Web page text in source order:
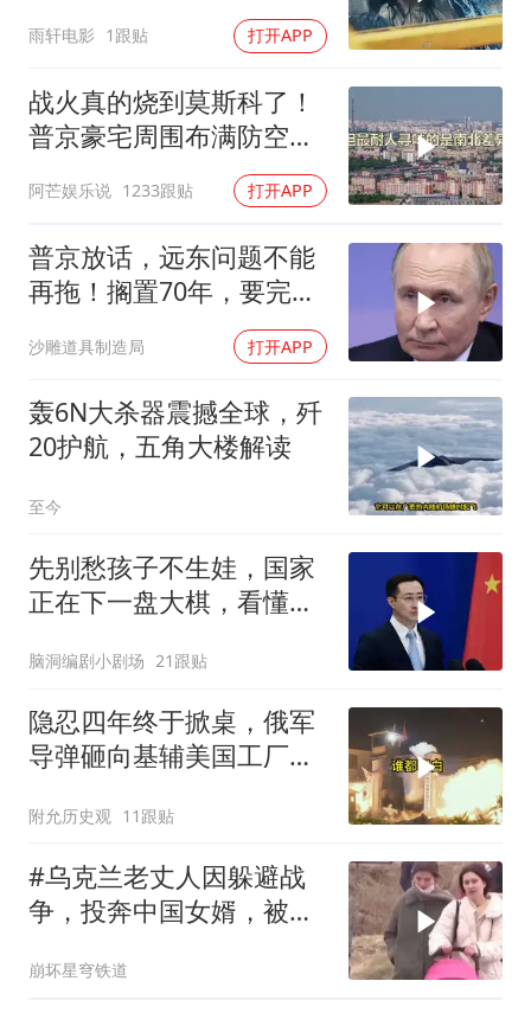
雨轩电影 1跟贴 打开APP
战火真的烧到莫斯科了！
普京豪宅周围布满防空
塔，大战一触即发2
阿芒娱乐说 1233跟贴 打开APP
普京放话，远东问题不能
再拖！搁置70年，要完成
沙雕道具制造局 打开APP
轰6N大杀器震撼全球，歼
20护航，五角大楼解读
至今
先别愁孩子不生娃，国家
正在下一盘大棋，看懂的
脑洞编剧小剧场 21跟贴
隐忍四年终于掀桌，俄军
导弹砸向基辅美国工厂，
附允历史观 11跟贴
#乌克兰老丈人因躲避战
争，投奔中国女婿，被眼
崩坏星穹铁道